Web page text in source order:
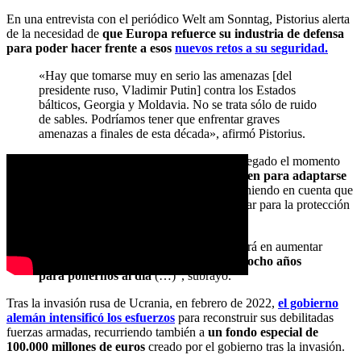
En una entrevista con el periódico Welt am Sonntag, Pistorius alerta
de la necesidad de que Europa refuerce su industria de defensa
para poder hacer frente a esos nuevos retos a su seguridad.
«Hay que tomarse muy en serio las amenazas [del
presidente ruso, Vladimir Putin] contra los Estados
bálticos, Georgia y Moldavia. No se trata sólo de ruido
de sables. Podríamos tener que enfrentar graves
amenazas a finales de esta década», afirmó Pistorius.
En ese sentido, el funcionario subrayó que ha llegado el momento
se preparen para adaptarse
, sobre todo teniendo en cuenta que
Estados Unidos podría reducir su esfuerzo militar para la protección
«La industria de defensa (en la UE) tardará en aumentar
entre cinco y ocho años
para ponernos al día(…)”, subrayó.
Tras la invasión rusa de Ucrania, en febrero de 2022, el gobierno
alemán intensificó los esfuerzos para reconstruir sus debilitadas
fuerzas armadas, recurriendo también a un fondo especial de
100.000 millones de euros creado por el gobierno tras la invasión.